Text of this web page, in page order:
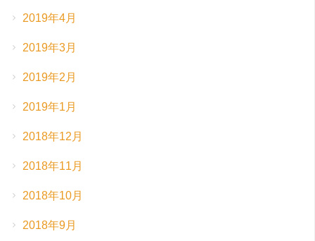
2019年4月
2019年3月
2019年2月
2019年1月
2018年12月
2018年11月
2018年10月
2018年9月